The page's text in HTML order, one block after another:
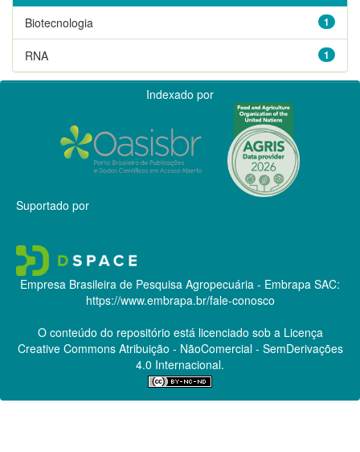
1
Biotecnologia
1
RNA
Indexado por
Suportado por
Empresa Brasileira de Pesquisa Agropecuária - Embrapa SAC:
https://www.embrapa.br/fale-conosco
O conteúdo do repositório está licenciado sob a Licença
Creative CommonsAtribuição - NãoComercial - SemDerivações
4.0 Internacional.